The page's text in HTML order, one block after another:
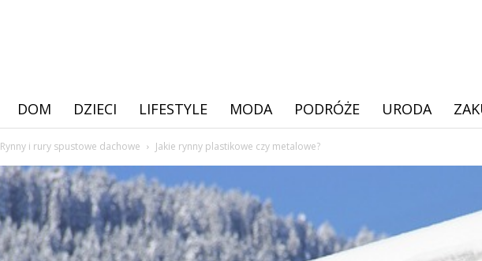
DOM DZIECI LIFESTYLE MODA PODRÓŻE URODA
Rynny i rury spustowe dachowe Jakie rynny plastikowe czy metalowe?